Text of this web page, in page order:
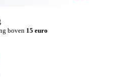
boven 15 euro